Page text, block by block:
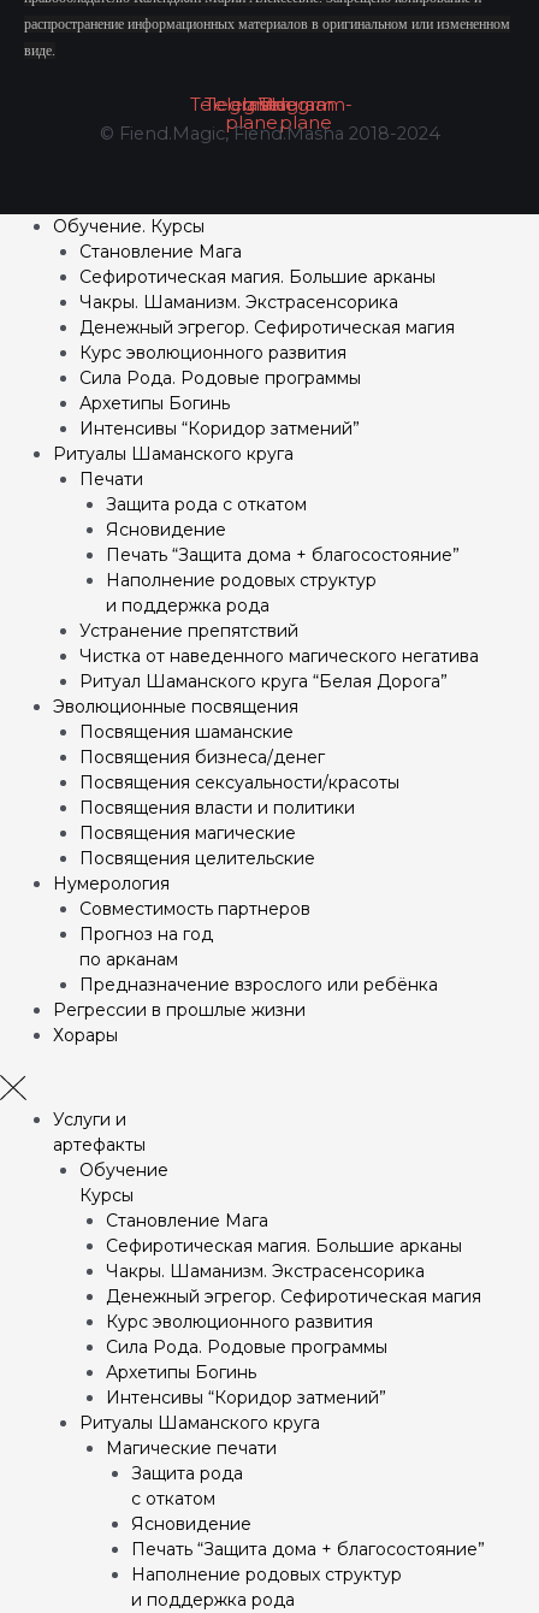
распространение информационных материалов в оригинальном или измененном
виде.
Telegram
Telegram-
plane
Vk
Instagram
Telegram-
plane
© Fiend.Magic, Fiend.Masha 2018-2024
Обучение. Курсы
Становление Мага
Сефиротическая магия. Большие арканы
Чакры. Шаманизм. Экстрасенсорика
Денежный эгрегор. Сефиротическая магия
Курс эволюционного развития
Сила Рода. Родовые программы
Архетипы Богинь
Интенсивы “Коридор затмений”
Ритуалы Шаманского круга
Печати
Защита рода с откатом
Ясновидение
Печать “Защита дома + благосостояние”
Наполнение родовых структур
и поддержка рода
Устранение препятствий
Чистка от наведенного магического негатива
Ритуал Шаманского круга “Белая Дорога”
Эволюционные посвящения
Посвящения шаманские
Посвящения бизнеса/денег
Посвящения сексуальности/красоты
Посвящения власти и политики
Посвящения магические
Посвящения целительские
Нумерология
Совместимость партнеров
Прогноз на год
по арканам
Предназначение взрослого или ребёнка
Регрессии в прошлые жизни
Хорары
Услуги и
артефакты
Обучение
Курсы
Становление Мага
Сефиротическая магия. Большие арканы
Чакры. Шаманизм. Экстрасенсорика
Денежный эгрегор. Сефиротическая магия
Курс эволюционного развития
Сила Рода. Родовые программы
Архетипы Богинь
Интенсивы “Коридор затмений”
Ритуалы Шаманского круга
Магические печати
Защита рода
с откатом
Ясновидение
Печать “Защита дома + благосостояние”
Наполнение родовых структур
и поддержка рода